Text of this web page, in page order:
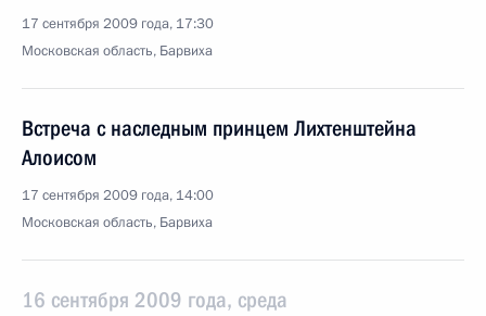
17 сентября 2009 года, 17:30
Московская область, Барвиха
Встреча с наследным принцем Лихтенштейна
Алоисом
17 сентября 2009 года, 14:00
Московская область, Барвиха
16 сентября 2009 года, среда